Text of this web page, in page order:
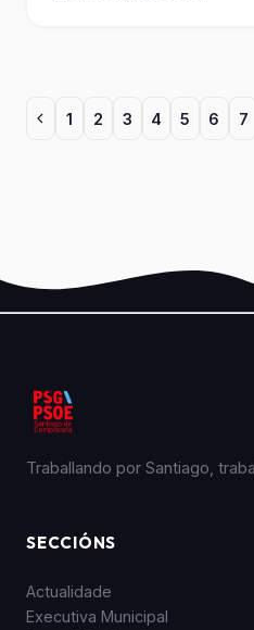
1 2 3 4 5 6 7
Traballando por Santiago,
SECCIÓNS
Actualidade
Executiva Municipal